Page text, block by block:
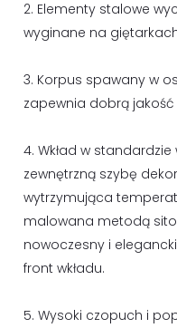
2. Elementy stalowe
wyginane na
3. Korpus spawany w
zapewnia dobrą
4. Wkład w
zewnętrzną szybę
wytrzymująca
malowana metodą
nowoczesny i
front wkładu.
5. Wysoki czopuch i